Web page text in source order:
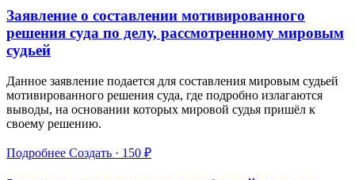
Заявление о составлении мотивированного
решения суда по делу, рассмотренному мировым
судьей
Данное заявление подается для составления мировым судьей
мотивированного решения суда, где подробно излагаются
выводы, на основании которых мировой судья пришёл к
своему решению.
Подробнее Создать · 150 ₽